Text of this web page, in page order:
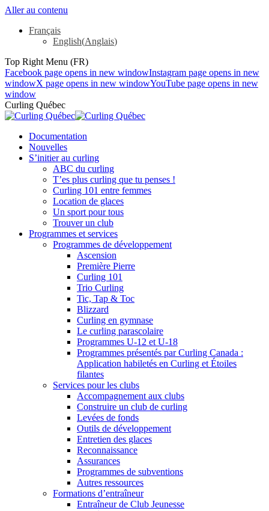
Aller au contenu
Français
English(Anglais)
Top Right Menu (FR)
Facebook page opens in new windowInstagram page opens in new
windowX page opens in new windowYouTube page opens in new
window
Curling Québec
Documentation
Nouvelles
S’initier au curling
ABC du curling
T’es plus curling que tu penses !
Curling 101 entre femmes
Location de glaces
Un sport pour tous
Trouver un club
Programmes et services
Programmes de développement
Ascension
Première Pierre
Curling 101
Trio Curling
Tic, Tap & Toc
Blizzard
Curling en gymnase
Le curling parascolaire
Programmes U-12 et U-18
Programmes présentés par Curling Canada :
Application habiletés en Curling et Étoiles
filantes
Services pour les clubs
Accompagnement aux clubs
Construire un club de curling
Levées de fonds
Outils de développement
Entretien des glaces
Reconnaissance
Assurances
Programmes de subventions
Autres ressources
Formations d’entraîneur
Entraîneur de Club Jeunesse